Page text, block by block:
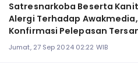
Satresnarkoba Beserta
Alergi Terhadap
Konfirmasi Pelepasan
Narkoba
Jumat, 27 Sep 2024 02:22 WIB